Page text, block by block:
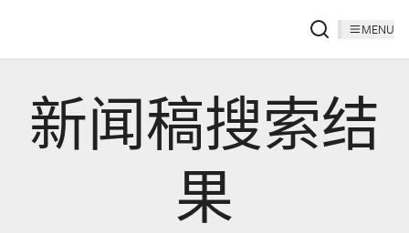
MENU
新闻稿搜索结
果